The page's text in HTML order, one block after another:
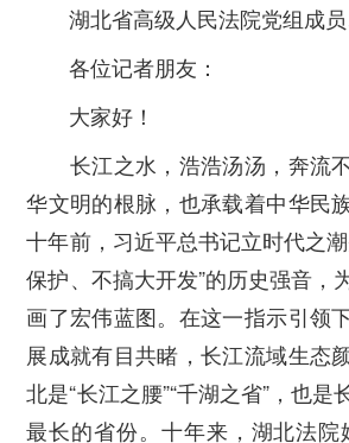
湖北省高级人民法院党组成
各位记者朋友：
大家好！
长江之水，浩浩汤汤，奔流
华文明的根脉，也承载着中华民
十年前，习近平总书记立时代之
保护、不搞大开发”的历史强音，
画了宏伟蓝图。在这一指示引领
展成就有目共睹，长江流域生态
北是“长江之腰”“千湖之省”，也是
最长的省份。十年来，湖北法院